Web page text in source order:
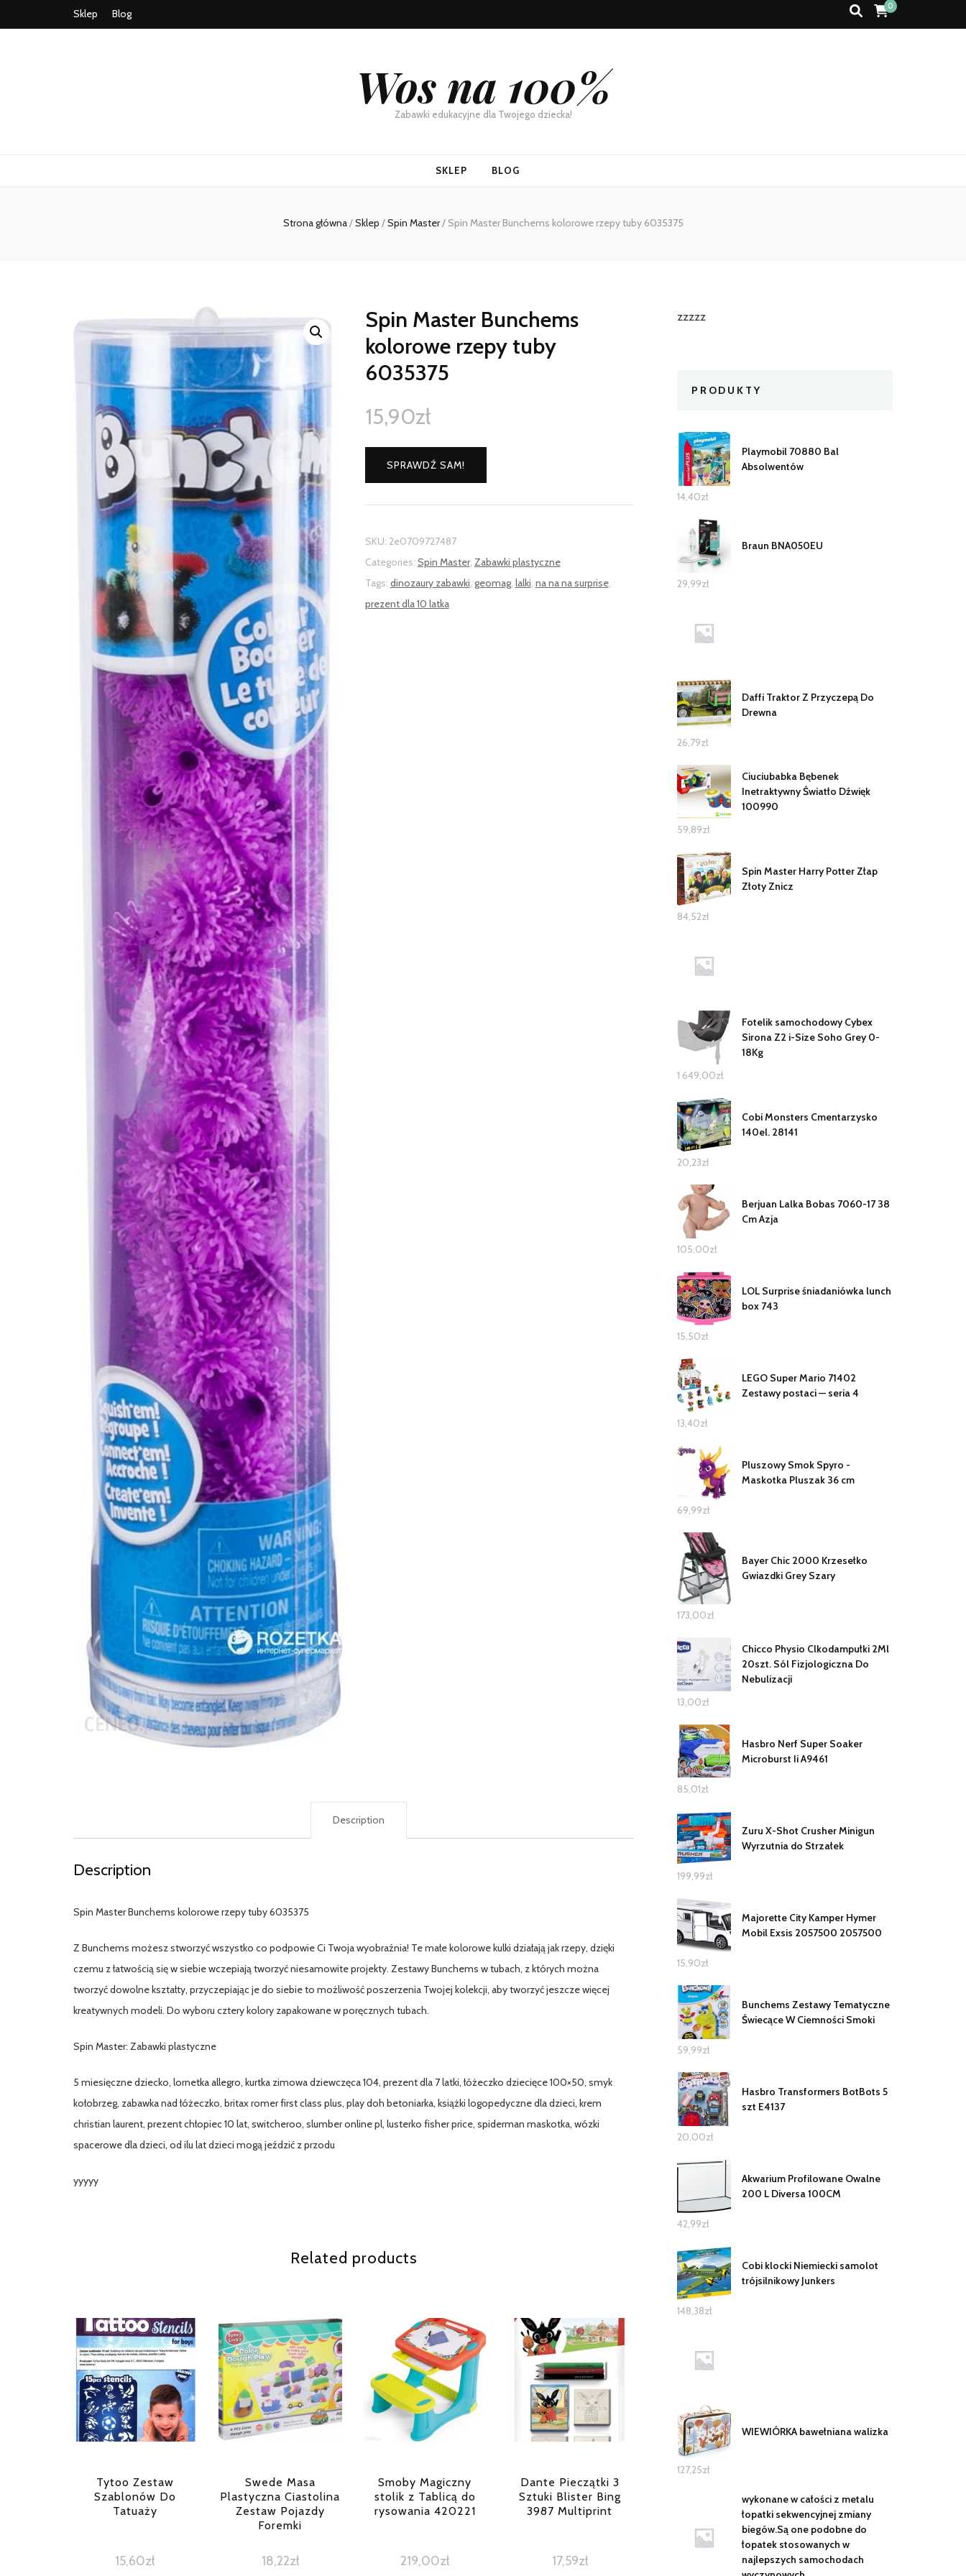
Sklep Blog
0
Wos na 100%
Zabawki edukacyjne dla Twojego dziecka!
SKLEP BLOG
Strona główna/Sklep /Spin Master/ Spin Master Bunchems kolorowe rzepy tuby 6035375
Spin Master Bunchems
kolorowe rzepy tuby
6035375
15,90zł
SPRAWDŹ SAM!
SKU: 2e0709727487
Categories: Spin Master, Zabawki plastyczne
Tags: dinozaury zabawki, geomag, lalki, na na na surprise,
prezent dla 10 latka
Description
Description
Spin Master Bunchems kolorowe rzepy tuby 6035375
Z Bunchems możesz stworzyć wszystko co podpowie Ci Twoja wyobraźnia! Te małe kolorowe kulki działają jak rzepy, dzięki
czemu z łatwością się w siebie wczepiają tworzyć niesamowite projekty. Zestawy Bunchems w tubach, z których można
tworzyć dowolne kształty, przyczepiając je do siebie to możliwość poszerzenia Twojej kolekcji, aby tworzyć jeszcze więcej
kreatywnych modeli. Do wyboru cztery kolory zapakowane w poręcznych tubach.
Spin Master: Zabawki plastyczne
5 miesięczne dziecko, lornetka allegro, kurtka zimowa dziewczęca 104, prezent dla 7 latki, łóżeczko dziecięce 100×50, smyk
kołobrzeg, zabawka nad łóżeczko, britax romer first class plus, play doh betoniarka, książki logopedyczne dla dzieci, krem
christian laurent, prezent chłopiec 10 lat, switcheroo, slumber online pl, lusterko fisher price, spiderman maskotka, wózki
spacerowe dla dzieci, od ilu lat dzieci mogą jeździć z przodu
yyyyy
Related products
Tytoo Zestaw
Szablonów Do
Tatuaży
15,60zł
Swede Masa
Plastyczna Ciastolina
Zestaw Pojazdy
Foremki
18,22zł
Smoby Magiczny
stolik z Tablicą do
rysowania 420221
219,00zł
Dante Pieczątki 3
Sztuki Blister Bing
3987 Multiprint
17,59zł
zzzzz
PRODUKTY
Playmobil 70880 Bal
Absolwentów
14,40zł
Braun BNA050EU
29,99zł
Daffi Traktor Z Przyczepą Do
Drewna
26,79zł
Ciuciubabka Bębenek
Inetraktywny Światło Dźwięk
100990
59,89zł
Spin Master Harry Potter Złap
Złoty Znicz
84,52zł
Fotelik samochodowy Cybex
Sirona Z2 i-Size Soho Grey 0-
18Kg
1 649,00zł
Cobi Monsters Cmentarzysko
140el. 28141
20,23zł
Berjuan Lalka Bobas 7060-17 38
Cm Azja
105,00zł
LOL Surprise śniadaniówka lunch
box 743
15,50zł
LEGO Super Mario 71402
Zestawy postaci — seria 4
13,40zł
Pluszowy Smok Spyro -
Maskotka Pluszak 36 cm
69,99zł
Bayer Chic 2000 Krzesełko
Gwiazdki Grey Szary
173,00zł
Chicco Physio Clkodampułki 2Ml
20szt. Sól Fizjologiczna Do
Nebulizacji
13,00zł
Hasbro Nerf Super Soaker
Microburst Ii A9461
85,01zł
Zuru X-Shot Crusher Minigun
Wyrzutnia do Strzałek
199,99zł
Majorette City Kamper Hymer
Mobil Exsis 2057500 2057500
15,90zł
Bunchems Zestawy Tematyczne
Świecące W Ciemności Smoki
59,99zł
Hasbro Transformers BotBots 5
szt E4137
20,00zł
Akwarium Profilowane Owalne
200 L Diversa 100CM
42,99zł
Cobi klocki Niemiecki samolot
trójsilnikowy Junkers
148,38zł
WIEWIÓRKA bawełniana walizka
127,25zł
wykonane w całości z metalu
łopatki sekwencyjnej zmiany
biegów.Są one podobne do
łopatek stosowanych w
najlepszych samochodach